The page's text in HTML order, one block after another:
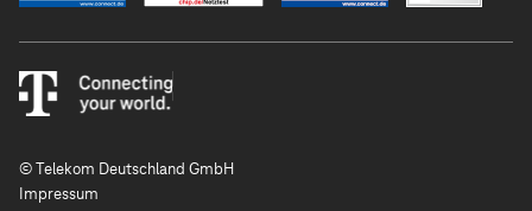
© Telekom Deutschland GmbH
Impressum